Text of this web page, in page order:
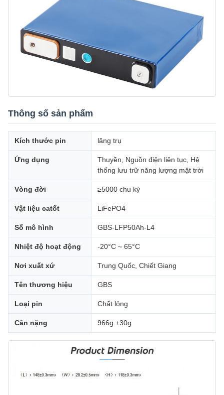
Thông số sản phẩm
Kích thước pin lăng trụ
Ứng dụng
Thuyền, Nguồn điện liên tục, Hệ
thống lưu trữ năng lượng mặt trời
Vòng đời ≥5000 chu kỳ
Vật liệu catốt LiFePO4
Số mô hình GBS-LFP50Ah-L4
Nhiệt độ hoạt động -20°C ~ 65°C
Nơi xuất xứ Trung Quốc, Chiết Giang
Tên thương hiệu GBS
Loại pin Chất lỏng
Cân nặng 966g ±30g